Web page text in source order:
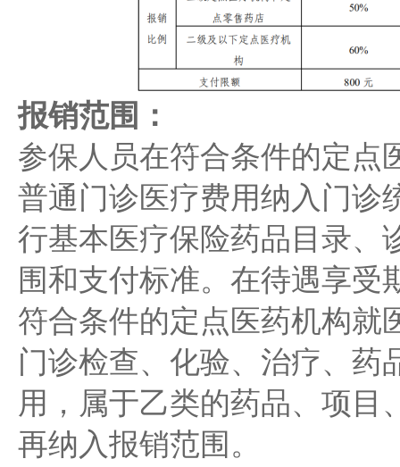
报销范围：
参保人员在符合条件的定点
普通门诊医疗费用纳入门诊
行基本医疗保险药品目录、
围和支付标准。在待遇享受
符合条件的定点医药机构就
门诊检查、化验、治疗、药
用，属于乙类的药品、项目
再纳入报销范围。